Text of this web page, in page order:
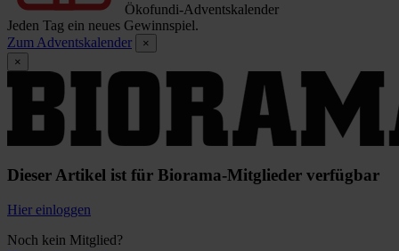
Ökofundi-Adventskalender
Jeden Tag ein neues Gewinnspiel.
Zum Adventskalender
×
×
Dieser Artikel ist für Biorama-Mitglieder verfügbar
Hier einloggen
Noch kein Mitglied?